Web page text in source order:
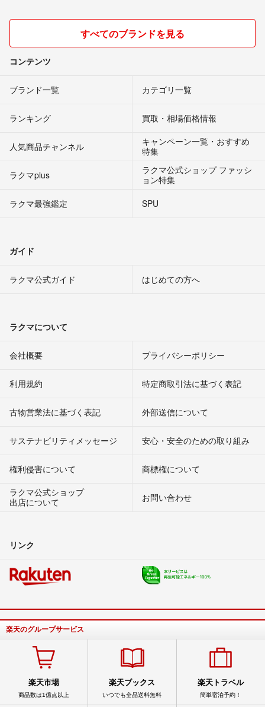
すべてのブランドを見る
コンテンツ
ブランド一覧 カテゴリ一覧
ランキング 買取・相場価格情報
人気商品チャンネル
キャンペーン一覧・おすすめ
特集
ラクマplus
ラクマ公式ショップ ファッシ
ョン特集
ラクマ最強鑑定
SPU
ガイド
ラクマ公式ガイド はじめての方へ
ラクマについて
会社概要 プライバシーポリシー
利用規約 特定商取引法に基づく表記
古物営業法に基づく表記 外部送信について
サステナビリティメッセージ 安心・安全のための取り組み
権利侵害について
商標権について
ラクマ公式ショップ
出店について
お問い合わせ
リンク
楽天のグループサービス
楽天市場
商品数は1億点以上
楽天ブックス
いつでも全品送料無料
楽天トラベル
簡単宿泊予約！